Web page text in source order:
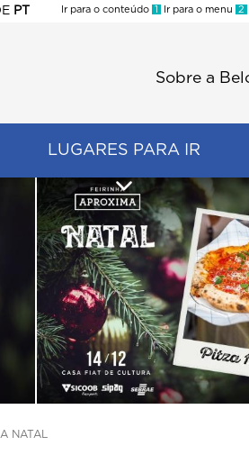
PT
Ir para o conteúdo 1 Ir para o menu 2
Sobre a
LUGARES PARA IR
NATAL